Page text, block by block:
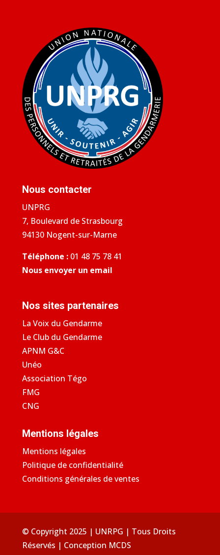
Nous contacter
UNPRG
7, Boulevard de Strasbourg
94130 Nogent-sur-Marne
Téléphone :01 48 75 78 41
Nous envoyer un email
Nos sites partenaires
La Voix du Gendarme
Le Club du Gendarme
APNM G&C
Unéo
Association Tégo
FMG
CNG
Mentions légales
Mentions légales
Politique de confidentialité
Conditions générales de ventes
© Copyright 2025 | UNRPG | Tous Droits
Réservés | Conception MCDS